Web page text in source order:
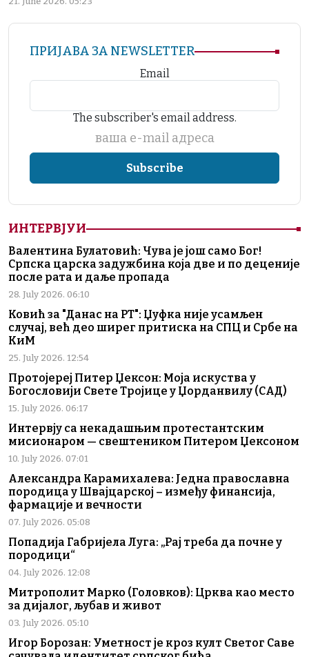
ПРИЈАВА ЗА NEWSLETTER
Email
The subscriber's email address.
ваша е-mail адреса
ИНТЕРВЈУИ
Валентина Булатовић: Чува је још само Бог!
Српска царска задужбина која две и по деценије
после рата и даље пропада
28. July 2026. 06:10
Ковић за "Данас на РТ": Џуфка није усамљен
случај, већ део ширег притиска на СПЦ и Србе на
КиМ
25. July 2026. 12:54
Протојереј Питер Џексон: Моја искуства у
Богословији Свете Тројице у Џорданвилу (САД)
15. July 2026. 06:17
Интервју са некадашњим протестантским
мисионаром — свештеником Питером Џексоном
10. July 2026. 07:01
Александра Карамихалева: Једна православна
породица у Швајцарској – између финансија,
фармације и вечности
07. July 2026. 05:08
Попадија Габријела Луга: „Рај треба да почне у
породици“
04. July 2026. 12:08
Митрополит Марко (Головков): Црква као место
за дијалог, љубав и живот
03. July 2026. 05:10
Игор Борозан: Уметност је кроз култ Светог Саве